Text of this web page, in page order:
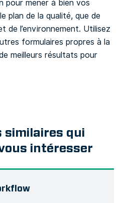
pour mener à bien vos
plan de la qualité, que de
de l’environnement. Utilisez
formulaires propres à la
meilleurs résultats pour
similaires qui
intéresser